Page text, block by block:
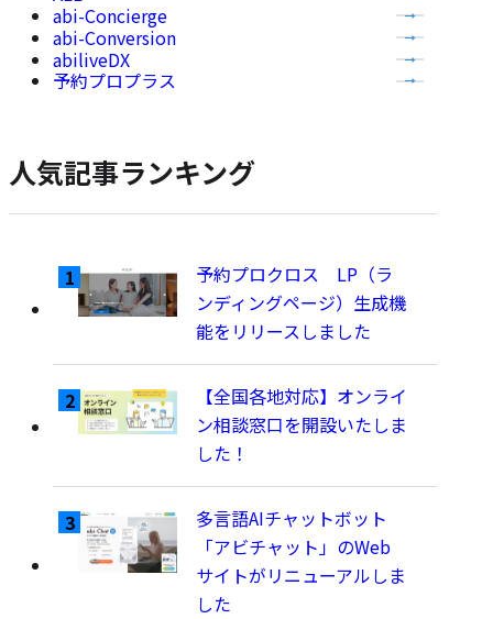
て
の
記
示
abi-Concierge
abi-Conversion
abiliveDX
予約プロプラス
人気記事ランキング
予約プロクロス LP（ラ
ンディングページ）生成機
能をリリースしました
【全国各地対応】オンライ
ン相談窓口を開設いたしま
した！
多言語AIチャットボット
「アビチャット」のWeb
サイトがリニューアルしま
した